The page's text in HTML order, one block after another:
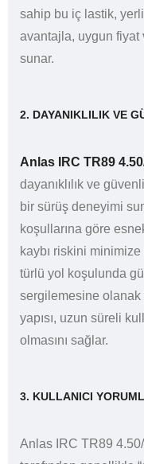
sahip bu iç lastik,
avantajla, uygun fiyat
sunar.
2. DAYANIKLILIK VE
Anlas IRC TR89
dayanıklılık ve
bir sürüş deneyimi
koşullarına göre
kaybı riskini
türlü yol koşulunda
sergilemesine olanak
yapısı, uzun süreli
olmasını sağlar.
3. KULLANICI
Anlas IRC TR89